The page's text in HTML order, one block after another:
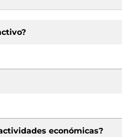
económicas?